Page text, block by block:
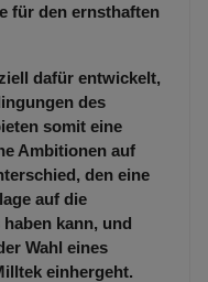
für den ernsthaften
dafür entwickelt,
des
somit eine
Ambitionen auf
den eine
auf die
kann, und
Wahl eines
einhergeht.